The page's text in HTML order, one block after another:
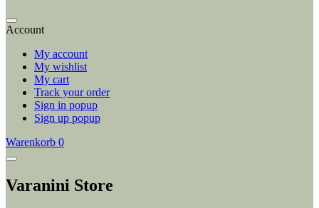
Account
My account
My wishlist
My cart
Track your order
Sign in popup
Sign up popup
Warenkorb 0
Varanini Store